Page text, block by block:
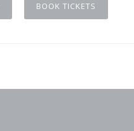
BOOK TICKETS